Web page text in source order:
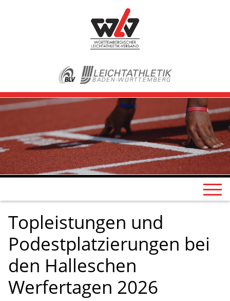
Topleistungen und
Podestplatzierungen bei
den Halleschen
Werfertagen 2026